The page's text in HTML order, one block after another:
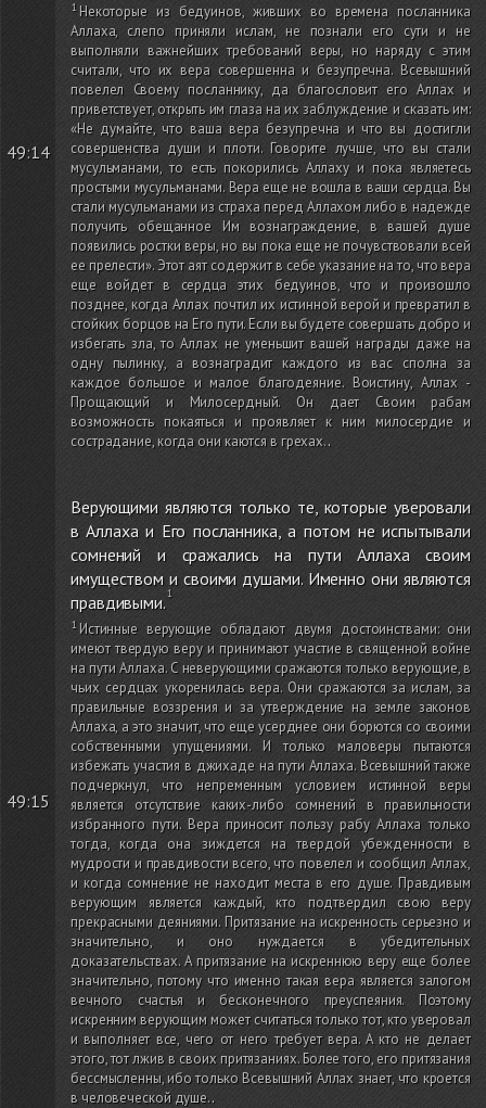
49:14
Некоторые из бедуинов, живших во времена посланника
Аллаха, слепо приняли ислам, не познали его сути и не
выполняли важнейших требований веры, но наряду с этим
считали, что их вера совершенна и безупречна. Всевышний
повелел Своему посланнику, да благословит его Аллах и
приветствует, открыть им глаза на их заблуждение и сказать им:
«Не думайте, что ваша вера безупречна и что вы достигли
совершенства души и плоти. Говорите лучше, что вы стали
мусульманами, то есть покорились Аллаху и пока являетесь
простыми мусульманами. Вера еще не вошла в ваши сердца. Вы
стали мусульманами из страха перед Аллахом либо в надежде
получить обещанное Им вознаграждение, в вашей душе
появились ростки веры, но вы пока еще не почувствовали всей
ее прелести». Этот аят содержит в себе указание на то, что вера
еще войдет в сердца этих бедуинов, что и произошло
позднее, когда Аллах почтил их истинной верой и превратил в
стойких борцов на Его пути. Если вы будете совершать добро и
избегать зла, то Аллах не уменьшит вашей награды даже на
одну пылинку, а вознаградит каждого из вас сполна за
каждое большое и малое благодеяние. Воистину, Аллах -
Прощающий и Милосердный. Он дает Своим рабам
возможность покаяться и проявляет к ним милосердие и
сострадание, когда они каются в грехах..
49:15
Верующими являются только те, которые уверовали
в Аллаха и Его посланника, а потом не испытывали
сомнений и сражались на пути Аллаха своим
имуществом и своими душами. Именно они являются
правдивыми.
Истинные верующие обладают двумя достоинствами: они
имеют твердую веру и принимают участие в священной войне
на пути Аллаха. С неверующими сражаются только верующие, в
чьих сердцах укоренилась вера. Они сражаются за ислам, за
правильные воззрения и за утверждение на земле законов
Аллаха, а это значит, что еще усерднее они борются со своими
собственными упущениями. И только маловеры пытаются
избежать участия в джихаде на пути Аллаха. Всевышний также
подчеркнул, что непременным условием истинной веры
является отсутствие каких-либо сомнений в правильности
избранного пути. Вера приносит пользу рабу Аллаха только
тогда, когда она зиждется на твердой убежденности в
мудрости и правдивости всего, что повелел и сообщил Аллах,
и когда сомнение не находит места в его душе. Правдивым
верующим является каждый, кто подтвердил свою веру
прекрасными деяниями. Притязание на искренность серьезно и
значительно, и оно нуждается в убедительных
доказательствах. А притязание на искреннюю веру еще более
значительно, потому что именно такая вера является залогом
вечного счастья и бесконечного преуспеяния. Поэтому
искренним верующим может считаться только тот, кто уверовал
и выполняет все, чего от него требует вера. А кто не делает
этого, тот лжив в своих притязаниях. Более того, его притязания
бессмысленны, ибо только Всевышний Аллах знает, что кроется
в человеческой душе..